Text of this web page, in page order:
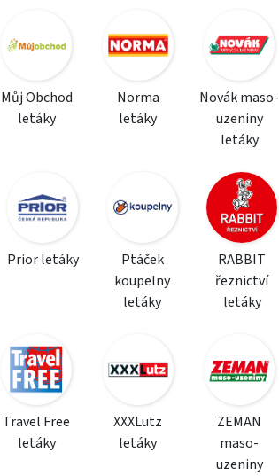
Můj Obchod
letáky
Norma
letáky
Novák maso-
uzeniny
letáky
Prior letáky
Ptáček
koupelny
letáky
RABBIT
řeznictví
letáky
Travel Free
letáky
XXXLutz
letáky
ZEMAN
maso-
uzeniny